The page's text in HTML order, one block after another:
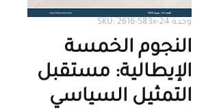
وحدة SKU: 2616-583x-24
النجوم الخمسة
الإيطالية: مستقبل
التمثيل السياسي